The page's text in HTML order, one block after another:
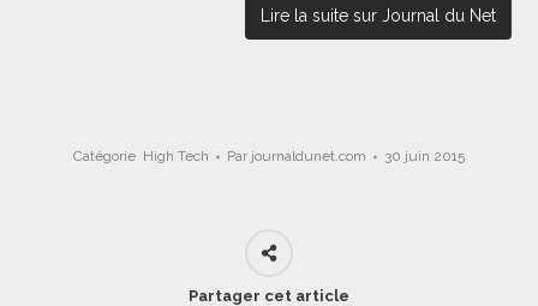
Lire la suite sur Journal du Net
Catégorie High Tech Par journaldunet.com 30 juin 2015
Partager cet article